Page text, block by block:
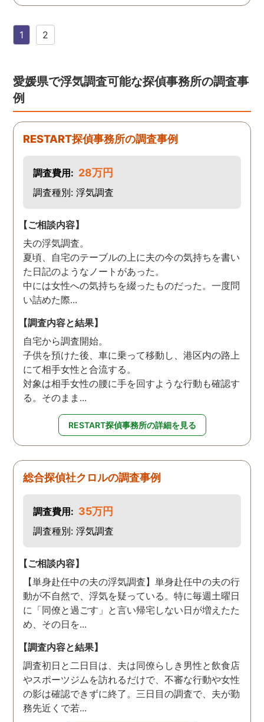
感じがして、心強かったで
現在離婚調停中です。弁護
1 2
愛媛県で浮気調査可能な探偵事務所の調査事
例
RESTART探偵事務所の調査事例
調査費用: 28万円
調査種別: 浮気調査
【ご相談内容】
夫の浮気調査。
夏頃、自宅のテーブルの上に夫の今の気持ちを書い
た日記のようなノートがあった。
中には女性への気持ちを綴ったものだった。一度問
い詰めた際...
【調査内容と結果】
自宅から調査開始。
子供を預けた後、車に乗って移動し、港区内の路上
にて相手女性と合流する。
対象は相手女性の腰に手を回すような行動も確認す
る。そのまま...
RESTART探偵事務所の詳細を見る
総合探偵社クロルの調査事例
調査費用: 35万円
調査種別: 浮気調査
【ご相談内容】
【単身赴任中の夫の浮気調査】単身赴任中の夫の行
動が不自然で、浮気を疑っている。特に毎週土曜日
に「同僚と過ごす」と言い帰宅しない日が増えたた
め、その日を...
【調査内容と結果】
調査初日と二日目は、夫は同僚らしき男性と飲食店
やスポーツジムを訪れるだけで、不審な行動や女性
の影は確認できずに終了。三日目の調査で、夫が勤
務先近くで若...